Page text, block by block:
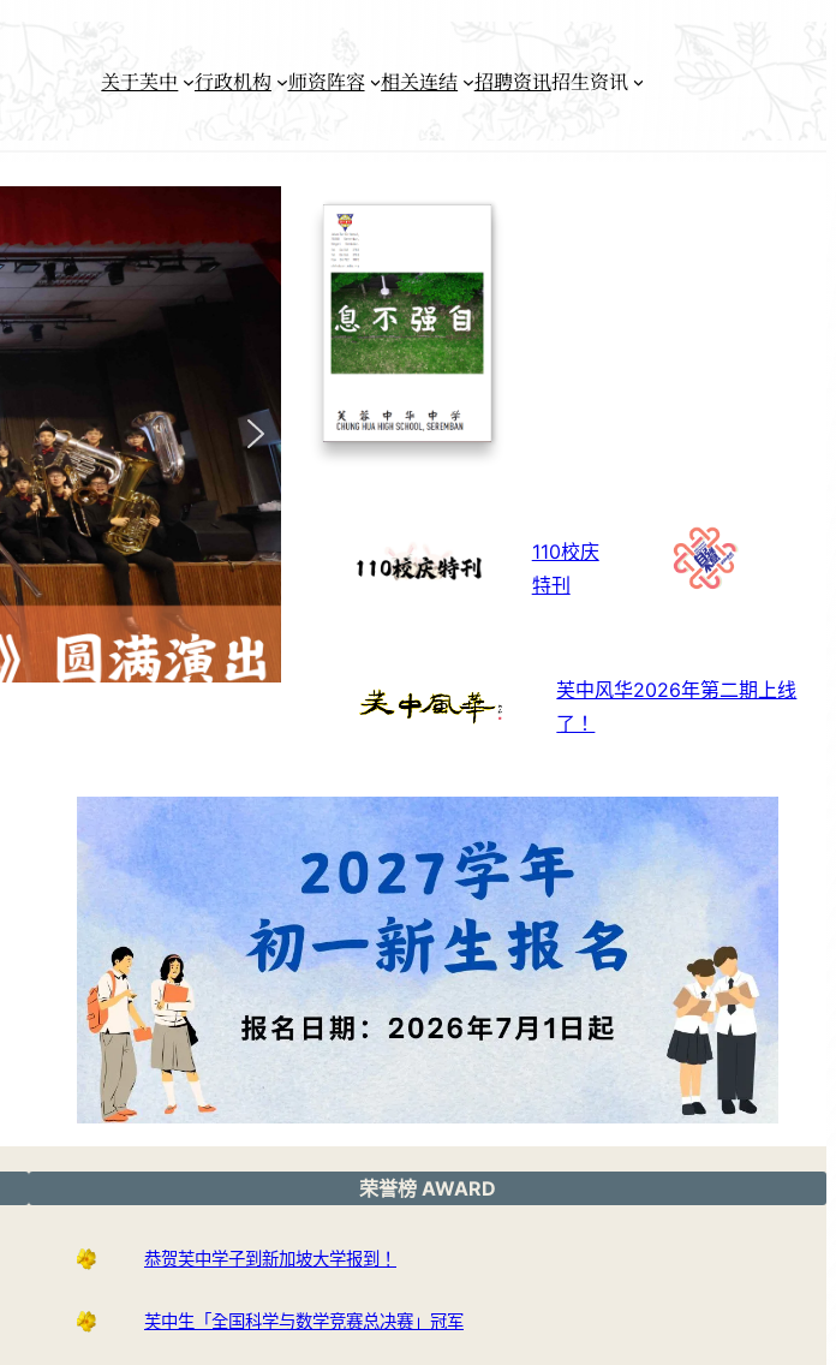
关于芙中 行政机构 师资阵容 相关连结 招聘资讯招生资讯
110校庆
特刊
芙中风华2026年第二期上线
了！
荣誉榜 AWARD
恭贺芙中学子到新加坡大学报到！
芙中生「全国科学与数学竞赛总决赛」冠军